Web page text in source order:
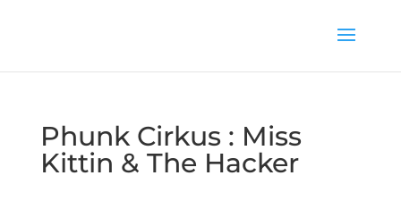
Phunk Cirkus : Miss
Kittin & The Hacker